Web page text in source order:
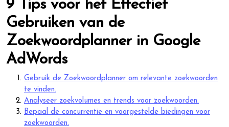
9 Tips voor het Effectief
Gebruiken van de
Zoekwoordplanner in Google
AdWords
Gebruik de Zoekwoordplanner om relevante zoekwoorden
te vinden.
Analyseer zoekvolumes en trends voor zoekwoorden.
Bepaal de concurrentie en voorgestelde biedingen voor
zoekwoorden.